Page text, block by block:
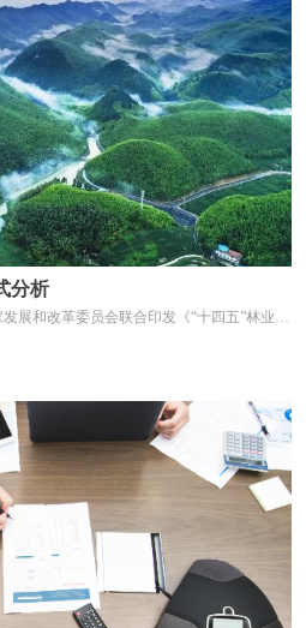
分析
展和改革委员会联合印发《“十四五”林业草
”期间森林覆盖率达到24.1%，森林蓄积量达